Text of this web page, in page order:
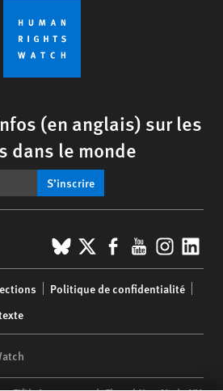
(en anglais) sur les
dans le monde
S’inscrire
BlueSky
X Facebook
YouTube
Politique de confidentialité